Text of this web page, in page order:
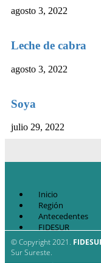
agosto 3, 2022
Leche de cabra
agosto 3, 2022
Soya
julio 29, 2022
Inicio
Región
Antecedentes
FIDESUR
Estrategia
Planes y estudio
© Copyright 2021.
Sur Sureste.